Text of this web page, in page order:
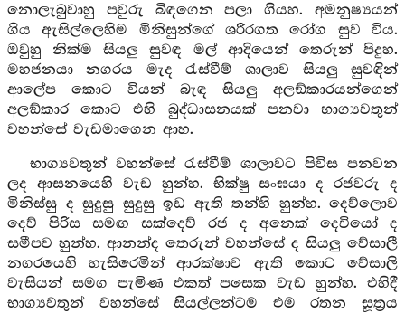
නොලැබුවාහු පවුරු බිඳගෙන පලා ගියහ. අමනුෂ්‍යයන්
ගිය ඇසිල්ලෙහිම මිනිසුන්ගේ ශරීරගත රෝග සුව විය.
ඔවුහු නික්ම සියලු සුවඳ මල් ආදියෙන් තෙරුන් පිදුහ.
මහජනයා නගරය මැද රැස්වීම් ශාලාව සියලු සුවඳින්
ආලේප කොට වියන් බැඳ සියලු අලඞ්කාරයන්ගෙන්
අලඞ්කාර කොට එහි බුද්ධාසනයක් පනවා භාග්‍යවතුන්
වහන්සේ වැඩමාගෙන ආහ.
භාග්‍යවතුන් වහන්සේ රැස්වීම් ශාලාවට පිවිස පනවන
ලද ආසනයෙහි වැඩ හුන්හ. භික්ෂු සංඝයා ද රජවරු ද
මිනිස්සු ද සුදුසු සුදුසු ඉඩ ඇති තන්හි හුන්හ. දෙව්ලොව
දෙව් පිරිස සමඟ සක්දෙව් රජ ද අනෙක් දෙවියෝ ද
සමීපව හුන්හ. ආනන්ද තෙරුන් වහන්සේ ද සියලු වේසාලී
නගරයෙහි හැසිරෙමින් ආරක්ෂාව ඇති කොට වේසාලි
වැසියන් සමග පැමිණ එකත් පසෙක වැඩ හුන්හ. එහිදී
භාග්‍යවතුන් වහන්සේ සියල්ලන්ටම එම රතන සූත්‍රය